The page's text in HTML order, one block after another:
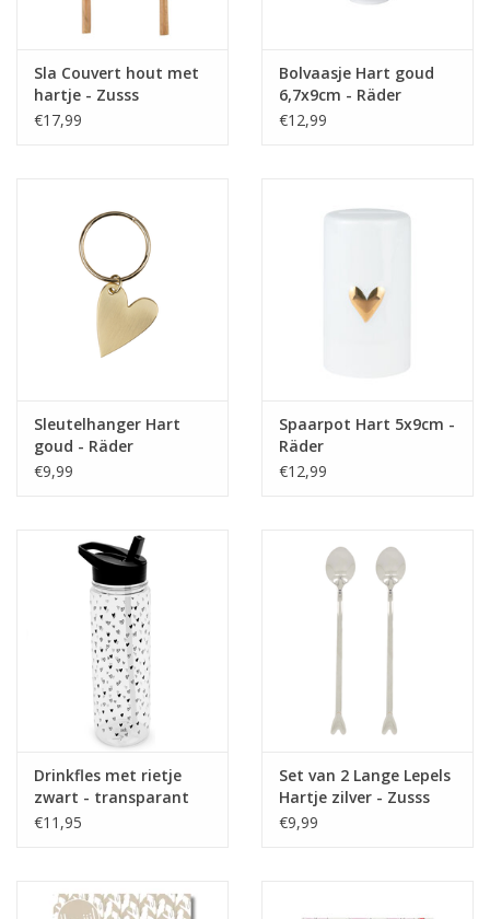
Sla Couvert hout met
hartje - Zusss
€17,99
Bolvaasje Hart goud
6,7x9cm - Räder
€12,99
Sleutelhanger Hart
goud - Räder
€9,99
Spaarpot Hart 5x9cm -
Räder
€12,99
Drinkfles met rietje
zwart - transparant
met hartjes patroon -
€11,95
Set van 2 Lange Lepels
Hartje zilver - Zusss
€9,99